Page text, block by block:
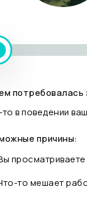
потребовалась
в поведении
причины:
то мешает